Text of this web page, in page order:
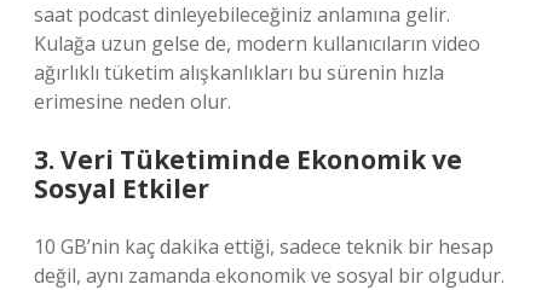
saat podcast dinleyebileceğiniz anlamına gelir.
Kulağa uzun gelse de, modern kullanıcıların video
ağırlıklı tüketim alışkanlıkları bu sürenin hızla
erimesine neden olur.
3. Veri Tüketiminde Ekonomik ve
Sosyal Etkiler
10 GB’nin kaç dakika ettiği, sadece teknik bir hesap
değil, aynı zamanda ekonomik ve sosyal bir olgudur.